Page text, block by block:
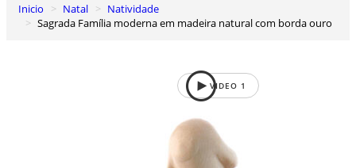
Carrinho de Compras
Inicio Natal
Natividade
Sagrada Família moderna em madeira natural com borda ouro
VIDEO 1